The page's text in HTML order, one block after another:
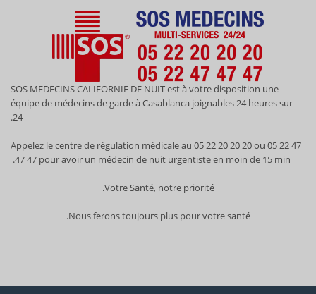
SOS MEDECINS CALIFORNIE DE NUIT est à votre disposition une
équipe de médecins de garde à Casablanca joignables 24 heures sur
24.
Appelez le centre de régulation médicale au 05 22 20 20 20 ou 05 22 47
47 47 pour avoir un médecin de nuit urgentiste en moin de 15 min.
Votre Santé, notre priorité.
Nous ferons toujours plus pour votre santé.